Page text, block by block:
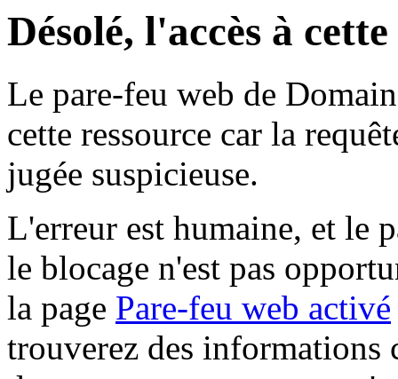
Désolé, l'accès à
Le pare-feu web de
cette ressource car la
jugée suspicieuse.
L'erreur est humaine, et le
le blocage n'est pas
la page Pare-feu web activé
trouverez des informations